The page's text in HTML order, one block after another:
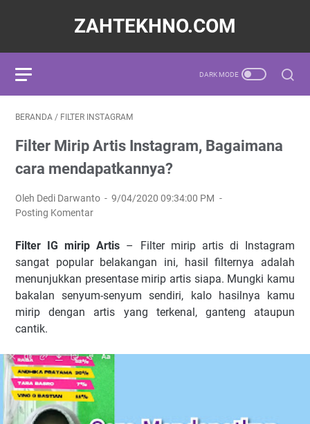
ZAHTEKHNO.COM
BERANDA / FILTER INSTAGRAM
Filter Mirip Artis Instagram, Bagaimana
cara mendapatkannya?
Oleh Dedi Darwanto
9/04/2020 09:34:00 PM
Posting Komentar
Filter IG mirip Artis – Filter mirip artis di Instagram
sangat popular belakangan ini, hasil filternya adalah
menunjukkan presentase mirip artis siapa. Mungki kamu
bakalan senyum-senyum sendiri, kalo hasilnya kamu
mirip dengan artis yang terkenal, ganteng ataupun
cantik.